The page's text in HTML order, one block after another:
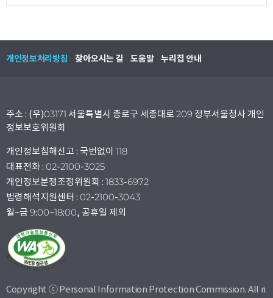
개인정보처리방침 찾아오시는 길 도움말 누리집 안내
주소 : (우)03171 서울특별시 종로구 세종대로 209 정부서울청사 개인
정보보호위원회
개인정보침해신고 : 국번없이 118
대표전화 : 02-2100-3025
개인정보분쟁조정위원회 : 1833-6972
법령해석지원센터 : 02-2100-3043
월~금 9:00~18:00, 공휴일 제외
Copyright ⓒ Personal Information Protection Commission. All ri